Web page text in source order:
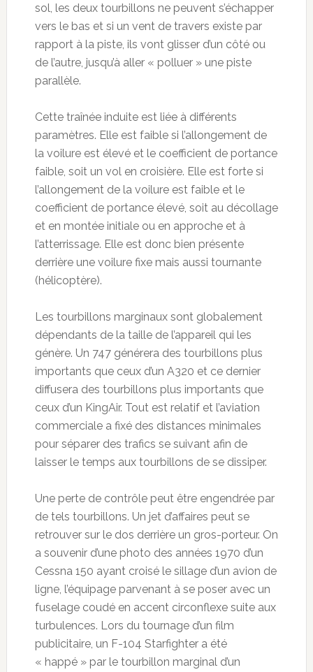
sol, les deux tourbillons ne peuvent s’échapper
vers le bas et si un vent de travers existe par
rapport à la piste, ils vont glisser d’un côté ou
de l’autre, jusqu’à aller « polluer » une piste
parallèle.
Cette traînée induite est liée à différents
paramètres. Elle est faible si l’allongement de
la voilure est élevé et le coefficient de portance
faible, soit un vol en croisière. Elle est forte si
l’allongement de la voilure est faible et le
coefficient de portance élevé, soit au décollage
et en montée initiale ou en approche et à
l’atterrissage. Elle est donc bien présente
derrière une voilure fixe mais aussi tournante
(hélicoptère).
Les tourbillons marginaux sont globalement
dépendants de la taille de l’appareil qui les
génère. Un 747 générera des tourbillons plus
importants que ceux d’un A320 et ce dernier
diffusera des tourbillons plus importants que
ceux d’un KingAir. Tout est relatif et l’aviation
commerciale a fixé des distances minimales
pour séparer des trafics se suivant afin de
laisser le temps aux tourbillons de se dissiper.
Une perte de contrôle peut être engendrée par
de tels tourbillons. Un jet d’affaires peut se
retrouver sur le dos derrière un gros-porteur. On
a souvenir d’une photo des années 1970 d’un
Cessna 150 ayant croisé le sillage d’un avion de
ligne, l’équipage parvenant à se poser avec un
fuselage coudé en accent circonflexe suite aux
turbulences. Lors du tournage d’un film
publicitaire, un F-104 Starfighter a été
« happé » par le tourbillon marginal d’un